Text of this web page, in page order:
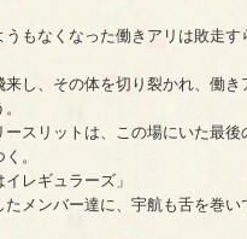
もなくなった働きアリは敗走す
し、その体を切り裂かれ、働き
スリットは、この場にいた最後
。
レギュラーズ」
メンバー達に、宇航も舌を巻い